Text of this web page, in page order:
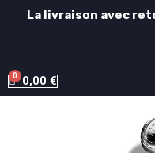
La livraison avec
0,00 €